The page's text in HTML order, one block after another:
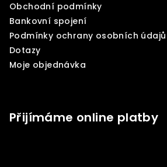
Obchodní podmínky
Bankovní spojení
Podmínky ochrany osobních údajů
Dotazy
Moje objednávka
Přijímáme online platby